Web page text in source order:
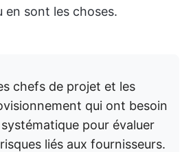
en sont les choses.
chefs de projet et les
qui ont besoin
pour évaluer
liés aux fournisseurs.